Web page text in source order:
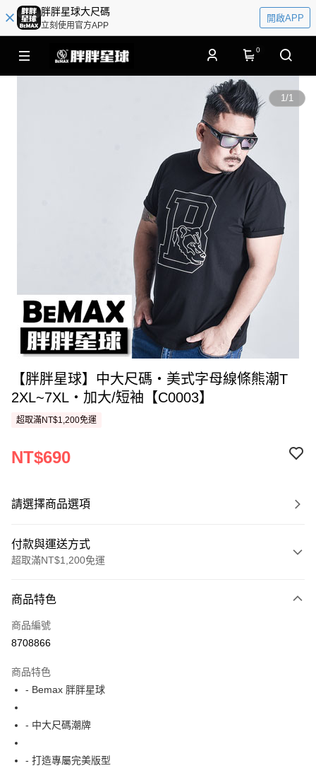
胖胖星球大尺碼
立刻使用官方APP
開啟APP
0
1/1
【胖胖星球】中大尺碼‧美式字母線條熊潮T
2XL~7XL‧加大/短袖【C0003】
超取滿NT$1,200免運
NT$690
請選擇商品選項
付款與運送方式
超取滿NT$1,200免運
信用卡一次付款
超商取貨付款
Apple Pay
街口支付
AFTEE先享後付
商品特色
商品編號
8708866
商品特色
- Bemax 胖胖星球
- 中大尺碼潮牌
- 打造專屬完美版型